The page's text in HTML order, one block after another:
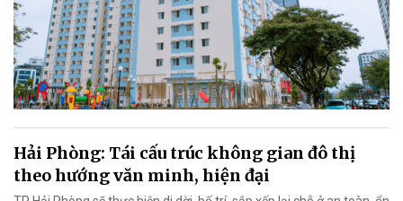
Hải Phòng: Tái cấu trúc không gian đô thị
theo hướng văn minh, hiện đại